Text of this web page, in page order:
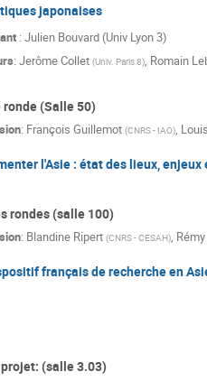
japonaises
: Julien Bouvard (Univ Lyon 3)
:Jerôme Collet (Univ. Paris 8), Romain
(Salle 50)
: François Guillemot (CNRS - IAO)
l'Asie : état des lieux, enjeux
rondes (salle 100)
: Blandine Ripert (CNRS - CESAH),
français de recherche en
(salle 3.03)